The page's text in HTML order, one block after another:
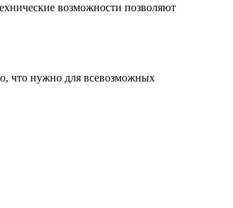
возможности позволяют
что нужно для всевозможных